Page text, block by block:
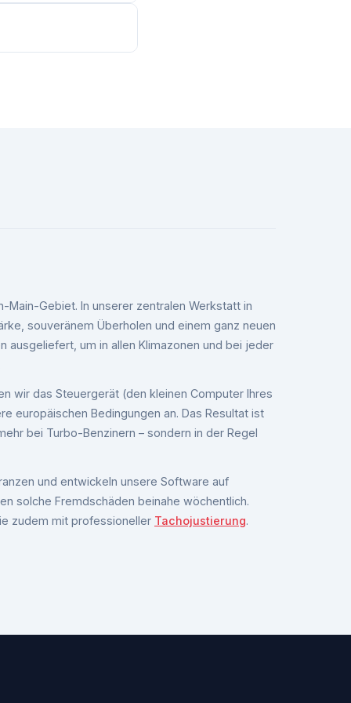
Main-Gebiet. In unserer zentralen Werkstatt in
souveränem Überholen und einem ganz neuen
ausgeliefert, um in allen Klimazonen und bei jeder
wir das Steuergerät (den kleinen Computer Ihres
europäischen Bedingungen an. Das Resultat ist
bei Turbo-Benzinern – sondern in der Regel
und entwickeln unsere Software auf
solche Fremdschäden beinahe wöchentlich.
zudem mit professioneller Tachojustierung.